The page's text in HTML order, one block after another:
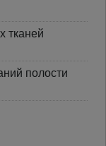
тканей
полости